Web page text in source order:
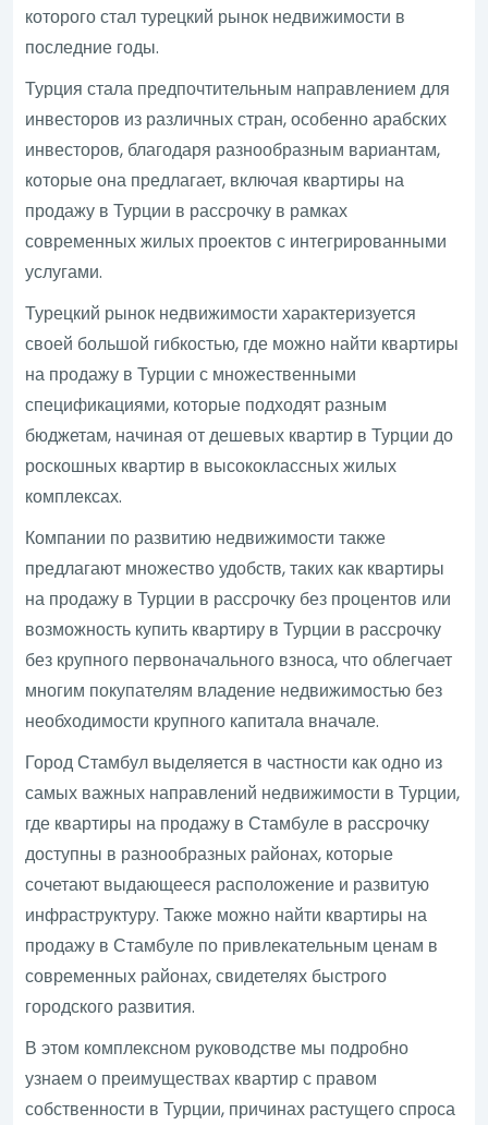
которого стал турецкий рынок недвижимости в
последние годы.
Турция стала предпочтительным направлением для
инвесторов из различных стран, особенно арабских
инвесторов, благодаря разнообразным вариантам,
которые она предлагает, включая квартиры на
продажу в Турции в рассрочку в рамках
современных жилых проектов с интегрированными
услугами.
Турецкий рынок недвижимости характеризуется
своей большой гибкостью, где можно найти квартиры
на продажу в Турции с множественными
спецификациями, которые подходят разным
бюджетам, начиная от дешевых квартир в Турции до
роскошных квартир в высококлассных жилых
комплексах.
Компании по развитию недвижимости также
предлагают множество удобств, таких как квартиры
на продажу в Турции в рассрочку без процентов или
возможность купить квартиру в Турции в рассрочку
без крупного первоначального взноса, что облегчает
многим покупателям владение недвижимостью без
необходимости крупного капитала вначале.
Город Стамбул выделяется в частности как одно из
самых важных направлений недвижимости в Турции,
где квартиры на продажу в Стамбуле в рассрочку
доступны в разнообразных районах, которые
сочетают выдающееся расположение и развитую
инфраструктуру. Также можно найти квартиры на
продажу в Стамбуле по привлекательным ценам в
современных районах, свидетелях быстрого
городского развития.
В этом комплексном руководстве мы подробно
узнаем о преимуществах квартир с правом
собственности в Турции, причинах растущего спроса